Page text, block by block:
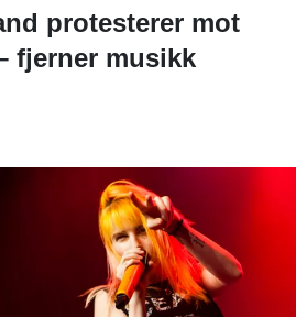
protesterer mot
fjerner musikk